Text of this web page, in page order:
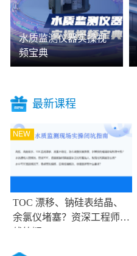
水质监测仪器实操视
频宝典
最新课程
TOC 漂移、钠硅表结晶、
余氯仪堵塞？资深工程师在